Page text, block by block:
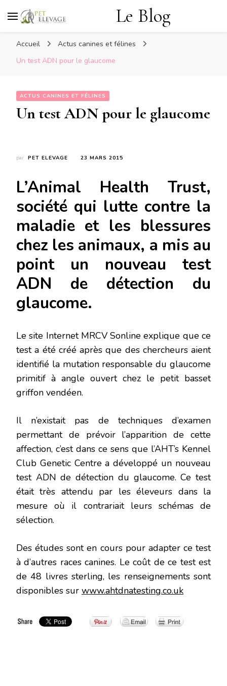
Le Blog
Accueil
Actus canines et félines
Un test ADN pour le glaucome
ACTUS CANINES ET FÉLINES
Un test ADN pour le glaucome
par PET ELEVAGE 23 MARS 2015
L’Animal Health Trust,
société qui lutte contre la
maladie et les blessures
chez les animaux, a mis au
point un nouveau test
ADN de détection du
glaucome.
Le site Internet MRCV Sonline explique que ce
test a été créé après que des chercheurs aient
identifié la mutation responsable du glaucome
primitif à angle ouvert chez le petit basset
griffon vendéen.
Il n’existait pas de techniques d’examen
permettant de prévoir l’apparition de cette
affection, c’est dans ce sens que l’AHT’s Kennel
Club Genetic Centre a développé un nouveau
test ADN de détection du glaucome. Ce test
était très attendu par les éleveurs dans la
mesure où il contrariait leurs schémas de
sélection.
Des études sont en cours pour adapter ce test
à d’autres races canines. Le coût de ce test est
de 48 livres sterling, les renseignements sont
disponibles sur www.ahtdnatesting.co.uk